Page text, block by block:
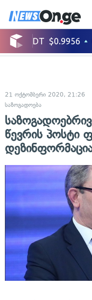
21 ოქტომბერი 2020, 21:26
საზოგადოება
წევრის პოსტი